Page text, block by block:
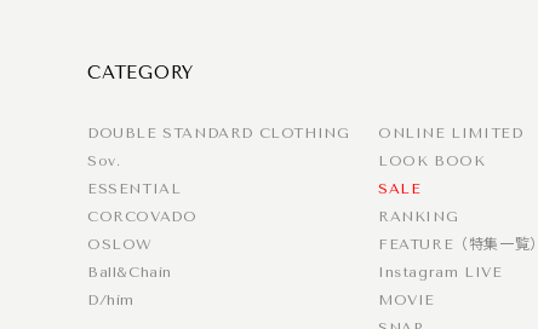
CATEGORY
DOUBLE STANDARD CLOTHING
Sov.
ESSENTIAL
CORCOVADO
OSLOW
Ball&Chain
D/him
ONLINE LIMITED
LOOK BOOK
SALE
RANKING
FEATURE（特集一覧）
Instagram LIVE
MOVIE